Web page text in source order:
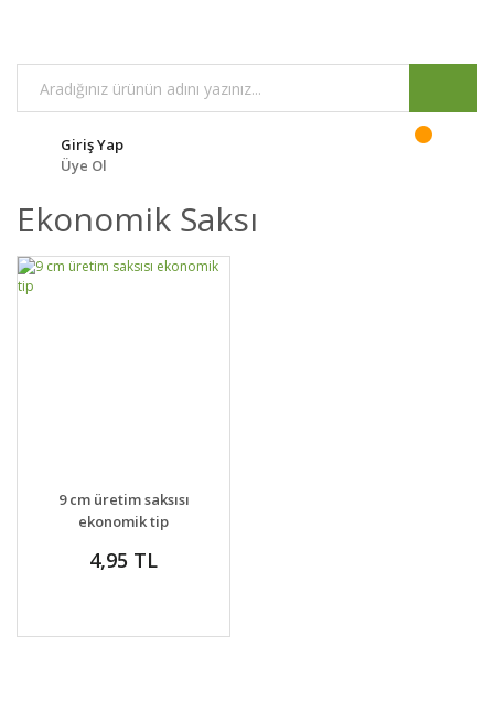
Giriş Yap
Üye Ol
Ekonomik Saksı
DETAYLAR
VER
9 cm üretim saksısı
ekonomik tip
4,95 TL